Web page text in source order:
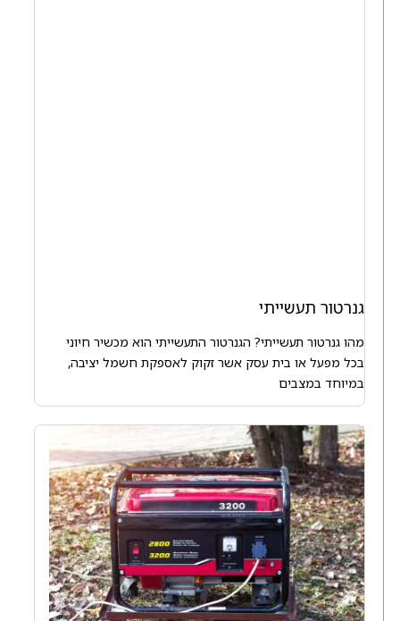
גנרטור תעשייתי
מהו גנרטור תעשייתי? הגנרטור התעשייתי הוא מכשיר חיוני
בכל מפעל או בית עסק אשר זקוק לאספקת חשמל יציבה,
במיוחד במצבים